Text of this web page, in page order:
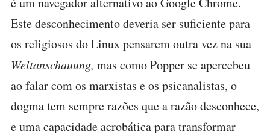
Este desconhecimento deveria ser suficiente para
os religiosos do Linux pensarem outra vez na sua
Weltanschauung, mas como Popper se apercebeu
ao falar com os marxistas e os psicanalistas, o
dogma tem sempre razões que a razão desconhece,
e uma capacidade acrobática para transformar